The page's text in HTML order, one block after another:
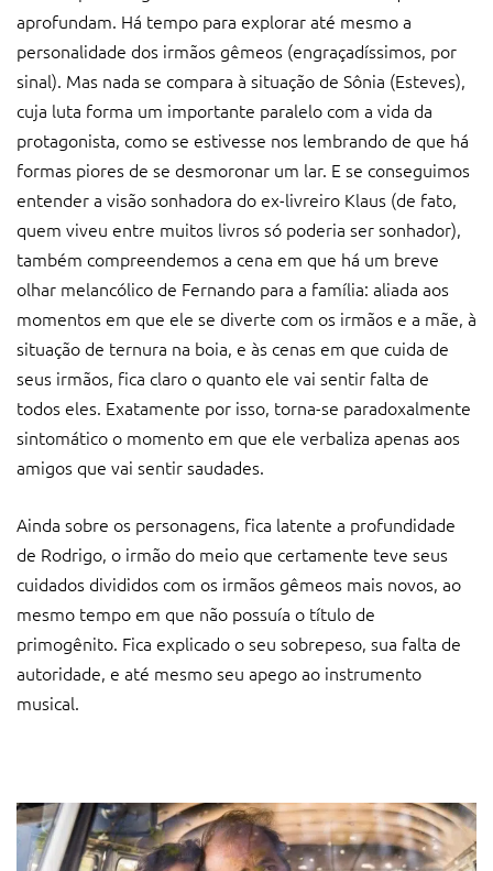
aprofundam. Há tempo para explorar até mesmo a
personalidade dos irmãos gêmeos (engraçadíssimos, por
sinal). Mas nada se compara à situação de Sônia (Esteves),
cuja luta forma um importante paralelo com a vida da
protagonista, como se estivesse nos lembrando de que há
formas piores de se desmoronar um lar. E se conseguimos
entender a visão sonhadora do ex-livreiro Klaus (de fato,
quem viveu entre muitos livros só poderia ser sonhador),
também compreendemos a cena em que há um breve
olhar melancólico de Fernando para a família: aliada aos
momentos em que ele se diverte com os irmãos e a mãe, à
situação de ternura na boia, e às cenas em que cuida de
seus irmãos, fica claro o quanto ele vai sentir falta de
todos eles. Exatamente por isso, torna-se paradoxalmente
sintomático o momento em que ele verbaliza apenas aos
amigos que vai sentir saudades.
Ainda sobre os personagens, fica latente a profundidade
de Rodrigo, o irmão do meio que certamente teve seus
cuidados divididos com os irmãos gêmeos mais novos, ao
mesmo tempo em que não possuía o título de
primogênito. Fica explicado o seu sobrepeso, sua falta de
autoridade, e até mesmo seu apego ao instrumento
musical.